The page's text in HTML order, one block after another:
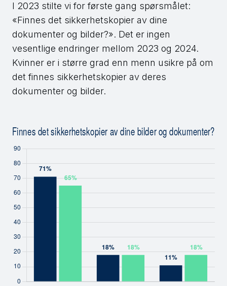
I 2023 stilte vi for første gang spørsmålet:
«Finnes det sikkerhetskopier av dine
dokumenter og bilder?». Det er ingen
vesentlige endringer mellom 2023 og 2024.
Kvinner er i større grad enn menn usikre på om
det finnes sikkerhetskopier av deres
dokumenter og bilder.